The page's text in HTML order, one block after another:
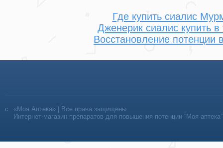
Где купить сиалис
Дженерик сиалис купить в
Восстановление потенции
«Моя Аптека» | Все права защищены
Интернет-магазин препаратов для повышения потенции “Моя